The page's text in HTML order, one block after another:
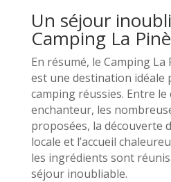
Un séjour
Camping La
En résumé, le Camping
est une destination idéale
camping réussies. Entre
enchanteur, les
proposées, la découverte
locale et l’accueil
les ingrédients sont
séjour inoubliable.